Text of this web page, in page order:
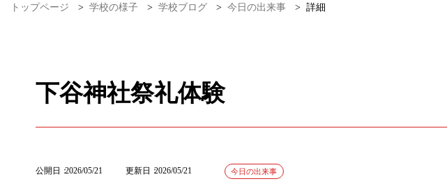
トップページ > 学校の様子 > 学校ブログ > 今日の出来事 > 詳細
下谷神社祭礼体験
公開日 2026/05/21 更新日 2026/05/21 今日の出来事